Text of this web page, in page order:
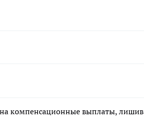
на компенсационные выплаты, лишив